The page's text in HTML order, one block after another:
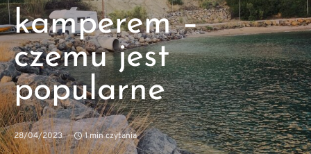
kamperem –
czemu jest
popularne
28/04/2023 1 min czytania